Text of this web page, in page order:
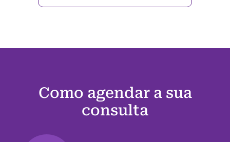
Como agendar a sua
consulta